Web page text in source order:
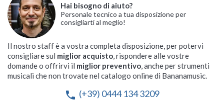
Hai bisogno di aiuto?
Personale tecnico a tua disposizione per
consigliarti al meglio!
Il nostro staff è a vostra completa disposizione, per potervi
consigliare sul miglior acquisto, rispondere alle vostre
domande o offrirvi il miglior preventivo, anche per strumenti
musicali che non trovate nel catalogo online di Bananamusic.
phone (+39) 0444 134 3209